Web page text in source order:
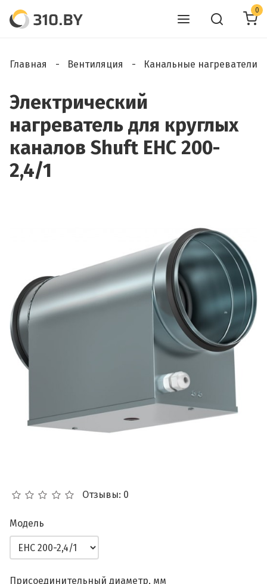
0
Главная Вентиляция Канальные нагреватели
Электрический
нагреватель для круглых
каналов Shuft EHC 200-
2,4/1
Отзывы: 0
Модель
Присоединительный диаметр, мм